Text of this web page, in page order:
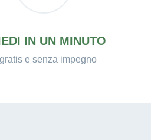
IN UN MINUTO
e senza impegno